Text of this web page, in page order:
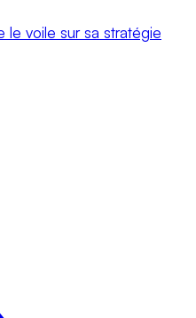
le voile sur sa stratégie